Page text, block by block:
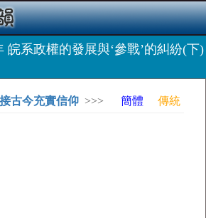
皖系政權的發展與‘參戰’的糾紛(下)
古今充實信仰 >>> 簡體 傳統